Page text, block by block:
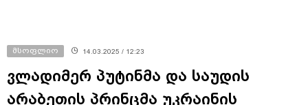
მსოფლიო 14.03.2025 / 12:23
ვლადიმერ პუტინმა და საუდის
არაბეთის პრინცმა უკრაინის